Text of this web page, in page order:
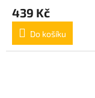
439 Kč
Do košíku